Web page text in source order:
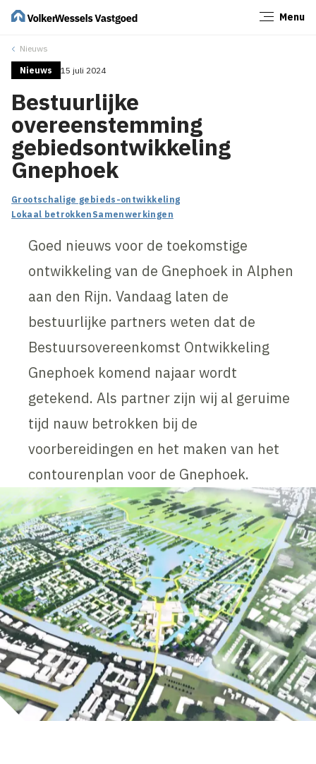
Menu
Nieuws
Nieuws 15 juli 2024
Bestuurlijke
overeenstemming
gebiedsontwikkeling
Gnephoek
Grootschalige gebieds-ontwikkeling
Lokaal betrokken Samenwerkingen
Goed nieuws voor de toekomstige
ontwikkeling van de Gnephoek in Alphen
aan den Rijn. Vandaag laten de
bestuurlijke partners weten dat de
Bestuursovereenkomst Ontwikkeling
Gnephoek komend najaar wordt
getekend. Als partner zijn wij al geruime
tijd nauw betrokken bij de
voorbereidingen en het maken van het
contourenplan voor de Gnephoek.
Sluiten